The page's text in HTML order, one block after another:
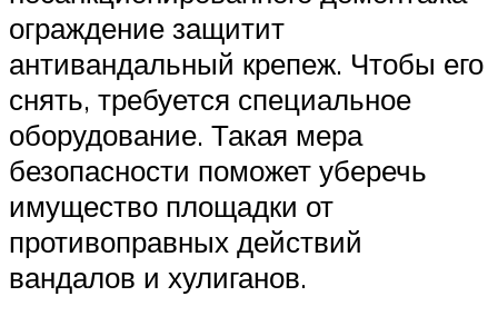
ограждение защитит
антивандальный крепеж. Чтобы его
снять, требуется специальное
оборудование. Такая мера
безопасности поможет уберечь
имущество площадки от
противоправных действий
вандалов и хулиганов.